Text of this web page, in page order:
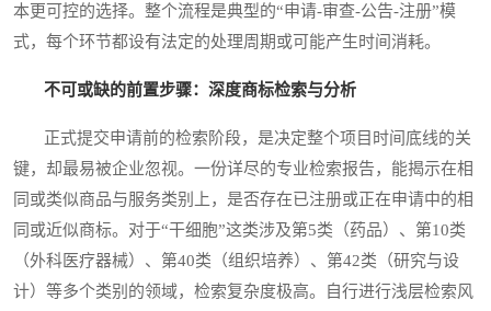
本更可控的选择。整个流程是典型的“申请-审查-公告-注册”模
式，每个环节都设有法定的处理周期或可能产生时间消耗。
不可或缺的前置步骤：深度商标检索与分析
正式提交申请前的检索阶段，是决定整个项目时间底线的关
键，却最易被企业忽视。一份详尽的专业检索报告，能揭示在相
同或类似商品与服务类别上，是否存在已注册或正在申请中的相
同或近似商标。对于“干细胞”这类涉及第5类（药品）、第10类
（外科医疗器械）、第40类（组织培养）、第42类（研究与设
计）等多个类别的领域，检索复杂度极高。自行进行浅层检索风